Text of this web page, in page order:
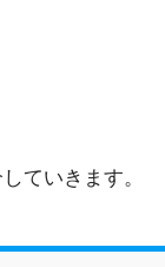
ていきます。